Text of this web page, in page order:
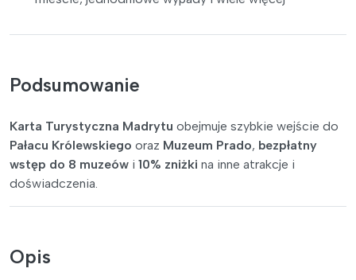
Podsumowanie
Karta Turystyczna Madrytu obejmuje szybkie wejście do
Pałacu Królewskiego oraz Muzeum Prado, bezpłatny
wstęp do 8 muzeów i 10% zniżki na inne atrakcje i
doświadczenia.
Opis